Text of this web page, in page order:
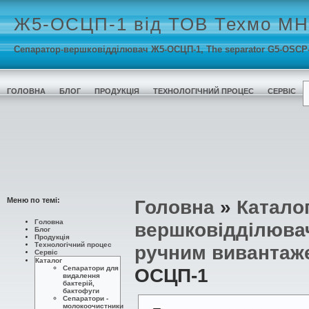
Ж5-ОСЦП-1 від ТОВ Техмо
Сепаратор-вершковідділювач Ж5-ОСЦП-1, The separator G5-
ГОЛОВНА БЛОГ ПРОДУКЦІЯ ТЕХНОЛОГІЧНИЙ ПРОЦЕС СЕРВІС
Меню по темі:
Головна
Блог
Продукція
Технологічний процес
Сервіс
Каталог
Сепаратори для
видалення
бактерій,
бактофуги
Сепаратори -
молокоочистники
Головна »
ручним
ОСЦП-1